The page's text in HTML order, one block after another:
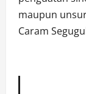
maupun
Caram